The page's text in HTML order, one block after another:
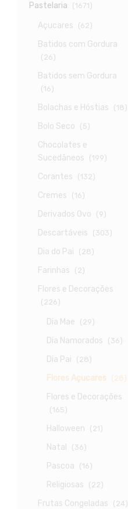
Pastelaria (1671)
Açucares (62)
Batidos com Gordura
(26)
Batidos sem Gordura
(16)
Bolachas e Hóstias (18)
Bolo Seco (5)
Chocolates e
Sucedâneos
(199)
Corantes (132)
Cremes (16)
Derivados Ovo (9)
Descartáveis (303)
Dia do Pai (28)
Farinhas (2)
Flores e Decorações
(226)
Dia Mae (29)
Dia Namorados (36)
Dia Pai (28)
Flores Açucares (28)
Flores e Decorações
(165)
Halloween (21)
Natal (36)
Pascoa (16)
Religiosas (22)
Frutas Congeladas (24)